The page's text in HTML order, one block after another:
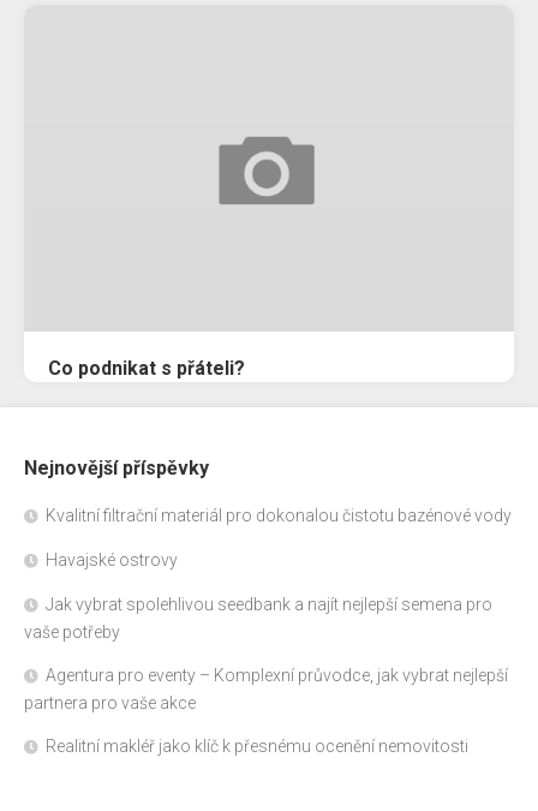
Co podnikat s přáteli?
Nejnovější příspěvky
Kvalitní filtrační materiál pro dokonalou čistotu bazénové vody
Havajské ostrovy
Jak vybrat spolehlivou seedbank a najít nejlepší semena pro
vaše potřeby
Agentura pro eventy – Komplexní průvodce, jak vybrat nejlepší
partnera pro vaše akce
Realitní makléř jako klíč k přesnému ocenění nemovitosti